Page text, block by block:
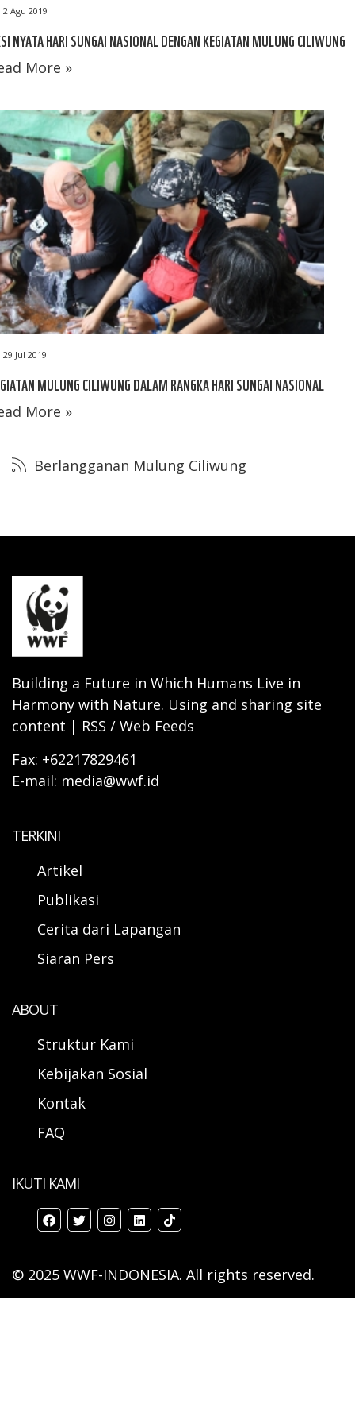
2 Agu 2019
NYATA HARI SUNGAI NASIONAL DENGAN KEGIATAN MULUNG CILIWUNG
More »
29 Jul 2019
MULUNG CILIWUNG DALAM RANGKA HARI SUNGAI NASIONAL
More »
Berlangganan Mulung Ciliwung
Building a Future in Which Humans Live in
Harmony with Nature. Using and sharing site
content | RSS / Web Feeds
Fax: +62217829461
E-mail: media@wwf.id
TERKINI
Artikel
Publikasi
Cerita dari Lapangan
Siaran Pers
ABOUT
Struktur Kami
Kebijakan Sosial
Kontak
FAQ
IKUTI KAMI
© 2025 WWF-INDONESIA. All rights reserved.